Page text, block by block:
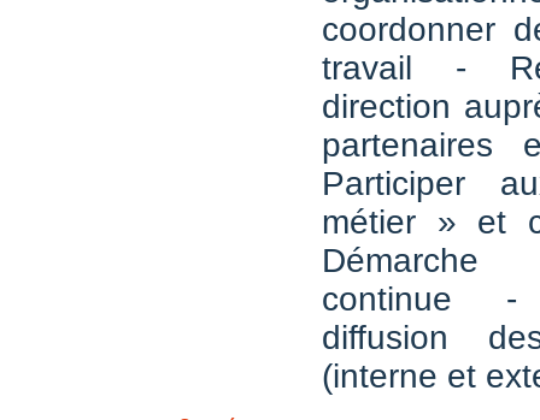
coordonner
travail -
direction
partenaires
Participer
métier » et
Démarche
continue
diffusion
(interne et